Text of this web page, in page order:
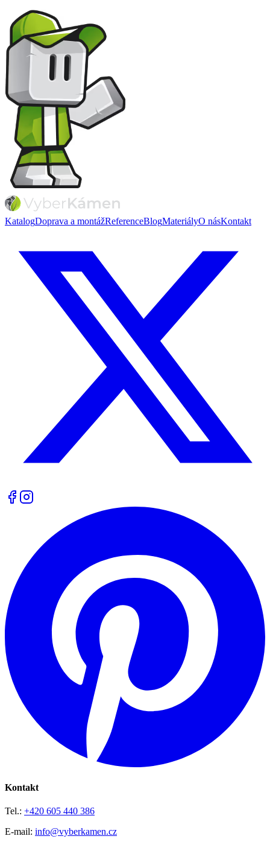
KatalogDoprava a montážReferenceBlogMateriályO násKontakt
Kontakt
Tel.: +420 605 440 386
E-mail: info@vyberkamen.cz